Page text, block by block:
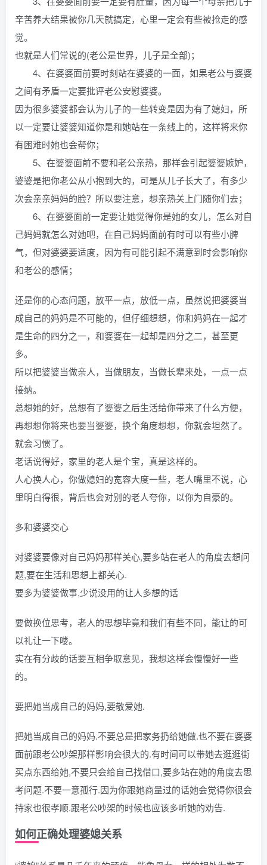
辛苦养大结果被你几天就搞定，心里一定会有些被抢走的感
觉。
也就是人们常说的(老公是世界，儿子是全部)；
4、在婆婆面前要时刻站在婆婆的一面，如果老公与婆婆
之间有矛盾一定要批评老公安慰婆婆。
因为很多婆婆都会认为儿子的一些转变是因为有了媳妇，所
以一定要让婆婆知道你是和她站在一条线上的，这样将来你
有困难时她也会帮你；
5、在婆婆面前不要和老公亲热，那样会引起婆婆嫉妒，
婆婆是把你老公从小抱到大的，可是从儿子长大了，有多少
次会亲亲妈妈的脸？所以要注意，想亲热关上门随你们去；
6、在婆婆面前一定要让她觉得你是她的女儿，怎么对自
己妈妈就怎么对她吧，在自己妈妈面前有时可以有些小脾
气，但对婆婆要适度，因为有可能引起不满意到时会影响你
和老公的感情；
还是你的心态问题，放平一点，放低一点，虽然说把婆婆当
成自己的妈妈是不可能的，但仔细想想，你和妈妈在一起才
是生命的四分之一，和婆婆在一起却是四分之二，甚至更
多。
所以把婆婆当做亲人，当做朋友，当做长辈来处，一点一点
接纳。
总想她的好，总想有了婆婆之后生活给你带来了什么方便，
再想想你将来也要当婆婆，换个角度想想，你就会坦然了。
就会习惯了。
老话说得好，家里的老人是个宝，真是这样的。
人心换人心，你做媳妇的宽容大度一些，老人嘴里不说，心
里明白得很，背后也会对别的老人夸你，以你为自豪的。
多和婆婆交心
对婆婆要像对自己妈妈那样关心,要多站在老人的角度去想问
题,要在生活和思想上都关心.
要多为婆婆做事,少说没用的让人多想的话
要做换位思考，老人的思想毕竟和我们有些不同，能让的可
以礼让一下喽。
实在有分歧的话要互相争取意见，我想这样会慢慢好一些
的。
要把她当成自己的妈妈,要敬爱她.
把她当成自己的妈妈.不要总是把家务扔给她做.也不要在婆婆
面前跟老公吵架那样影响会很大的.有时间可以带她去逛逛街
买点东西给她,不要只会给自己找借口,要多站在她的角度去思
考问题.不要一意孤行.因为你跟她商量过的话她会觉得你很会
持家也很孝顺.跟老公吵架的时候也应该多听她的劝告.
如何正确处理婆媳关系